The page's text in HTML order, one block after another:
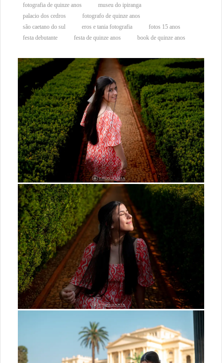
fotografia de quinze anos
museu do ipiranga
palacio dos cedros
fotografo de quinze anos
são caetano do sul
eros e tania fotografia
fotos 15 anos
festa debutante
festa de quinze anos book de quinze anos